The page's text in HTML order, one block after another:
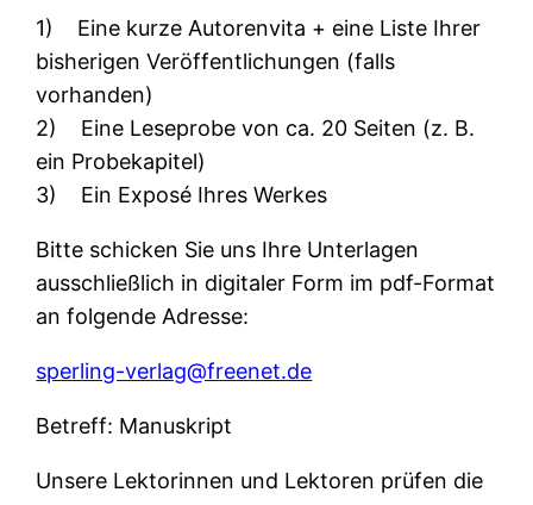
1) Eine kurze Autorenvita + eine Liste Ihrer
bisherigen Veröffentlichungen (falls
vorhanden)
2) Eine Leseprobe von ca. 20 Seiten (z. B.
ein Probekapitel)
3) Ein Exposé Ihres Werkes
Bitte schicken Sie uns Ihre Unterlagen
ausschließlich in digitaler Form im pdf-Format
an folgende Adresse:
sperling-verlag@freenet.de
Betreff: Manuskript
Unsere Lektorinnen und Lektoren prüfen die